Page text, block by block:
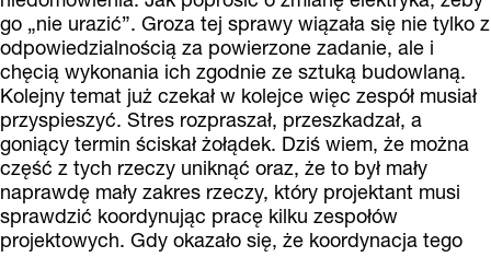
go „nie urazić”. Groza tej sprawy wiązała się nie tylko z
odpowiedzialnością za powierzone zadanie, ale i
chęcią wykonania ich zgodnie ze sztuką budowlaną.
Kolejny temat już czekał w kolejce więc zespół musiał
przyspieszyć. Stres rozpraszał, przeszkadzał, a
goniący termin ściskał żołądek. Dziś wiem, że można
część z tych rzeczy uniknąć oraz, że to był mały
naprawdę mały zakres rzeczy, który projektant musi
sprawdzić koordynując pracę kilku zespołów
projektowych. Gdy okazało się, że koordynacja tego